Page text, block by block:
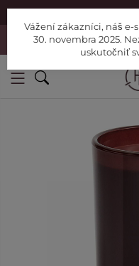
|
Vážení zákazníci, náš e-
2025. Nezmeškajte
Vážení zákazníci, náš
30. novembra 2025.
uskutočniť